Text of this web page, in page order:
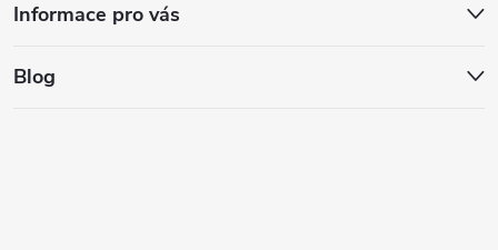
Informace pro vás
Blog